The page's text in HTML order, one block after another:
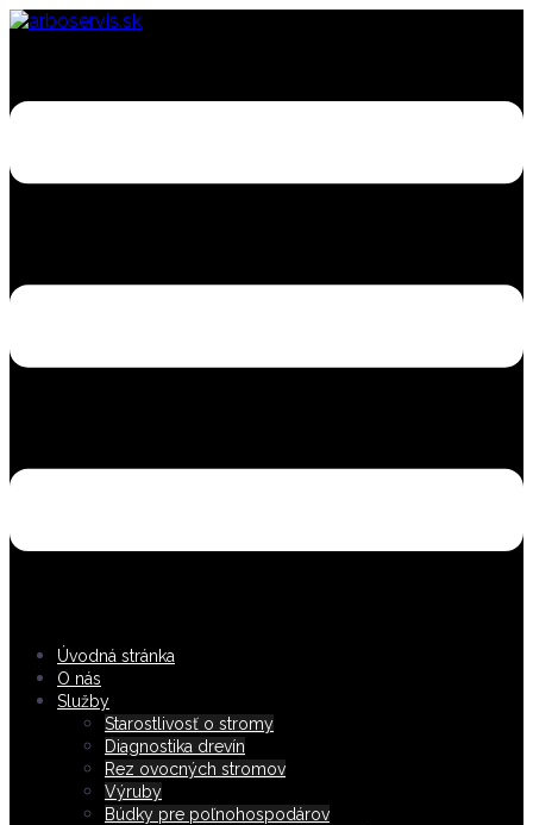
Preskočiť
Úvodná stránka
O nás
Služby
Starostlivosť o stromy
Diagnostika drevín
Rez ovocných stromov
Výruby
Búdky pre poľnohospodárov